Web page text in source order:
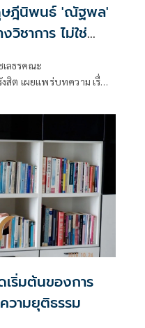
ฎีนิพนธ์ 'ณัฐพล'
ชาการ ไม่ใช่
ต เผยแพร่บทความ เรื่อง
ริ่มต้นของการ
วามยุติธรรม